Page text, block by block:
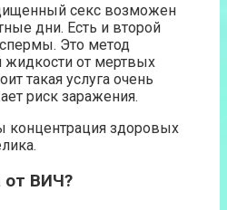
секс возможен
дни. Есть и второй
Это метод
от мертвых
такая услуга очень
риск заражения.
концентрация здоровых
от ВИЧ?